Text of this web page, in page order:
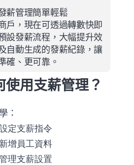
薪管理簡單輕鬆
戶，現在可透過轉數快即
設發薪流程，大幅提升效
自動生成的發薪紀錄，讓
確、更可靠。
用支薪管理？
：
定支薪指令
增員工資料
理支薪設置